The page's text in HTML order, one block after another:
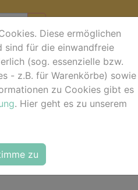
Diese ermöglichen
sind für die einwandfreie
(sog. essenzielle bzw.
- z.B. für Warenkörbe) sowie
zu Cookies gibt es
. Hier geht es zu unserem
zu